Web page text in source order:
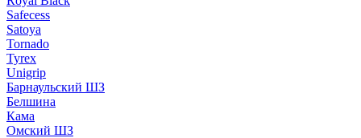
Safecess
Satoya
Tornado
Tyrex
Unigrip
Барнаульский ШЗ
Белшина
Кама
Омский ШЗ